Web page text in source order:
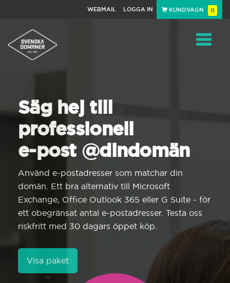
WEBMAIL LOGGA IN KUNDVAGN 0
Säg hej till
professionell
e-post @dindomän
Använd e-postadresser som matchar din
domän. Ett bra alternativ till Microsoft
Exchange, Office Outlook 365 eller G Suite - för
ett obegränsat antal e-postadresser. Testa oss
riskfritt med 30 dagars öppet köp.
Visa paket